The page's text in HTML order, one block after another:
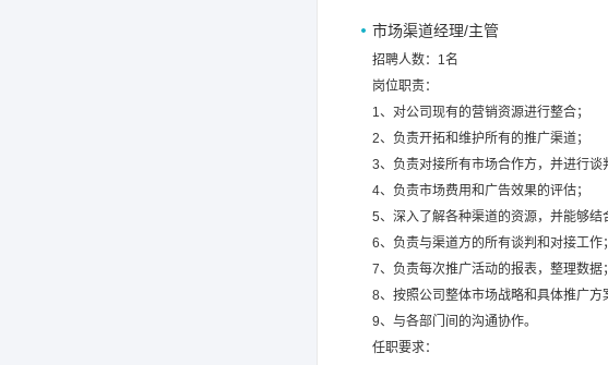
市场渠道经理/主管
招聘人数：1名
岗位职责：
1、对公司现有的营销资源进行整合；
2、负责开拓和维护所有的推广渠道；
3、负责对接所有市场合作方，并进行谈
4、负责市场费用和广告效果的评估；
5、深入了解各种渠道的资源，并能够结
6、负责与渠道方的所有谈判和对接工作；
7、负责每次推广活动的报表，整理数据；
8、按照公司整体市场战略和具体推广方
9、与各部门间的沟通协作。
任职要求：